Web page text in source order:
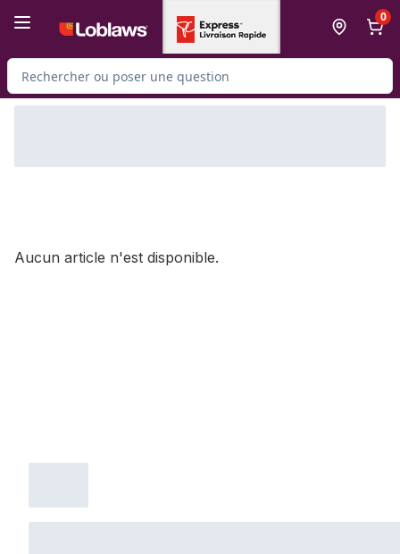
0
Rechercher des produits
Aucun article n'est disponible.